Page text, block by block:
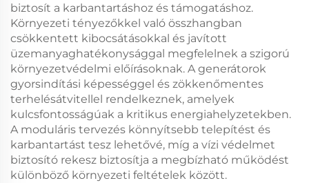
biztosít a karbantartáshoz és támogatáshoz.
Környezeti tényezőkkel való összhangban
csökkentett kibocsátásokkal és javított
üzemanyaghatékonysággal megfelelnek a szigorú
környezetvédelmi előírásoknak. A generátorok
gyorsindítási képességgel és zökkenőmentes
terhelésátvitellel rendelkeznek, amelyek
kulcsfontosságúak a kritikus energiahelyzetekben.
A moduláris tervezés könnyítsebb telepítést és
karbantartást tesz lehetővé, míg a vízi védelmet
biztosító rekesz biztosítja a megbízható működést
különböző környezeti feltételek között.